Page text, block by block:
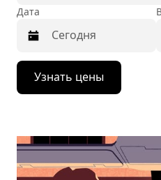
Дата
Нажмите
стрелку
вниз,
календарю
выбрать
Узнать цены